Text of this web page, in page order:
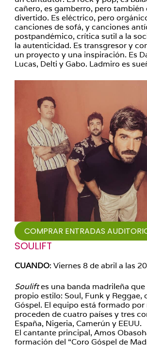
cañero, es gamberro, pero también
divertido. Es eléctrico, pero
canciones de sofá, y canciones
postpandémico, crítica sutil a la
la autenticidad. Es transgresor y
un proyecto y una inspiración. Es
Lucas, Delti y Gabo. Ladmiro es
COMPRAR ENTRADAS
SOULIFT
CUANDO: Viernes 8 de abril a las
Souliftes una banda madrileña
propio estilo: Soul, Funk y Reggae,
Góspel. El equipo está formado
proceden de cuatro países y tres
España, Nigeria, Camerún y EEUU.
El cantante principal, Amos
formación del “Coro Góspel de